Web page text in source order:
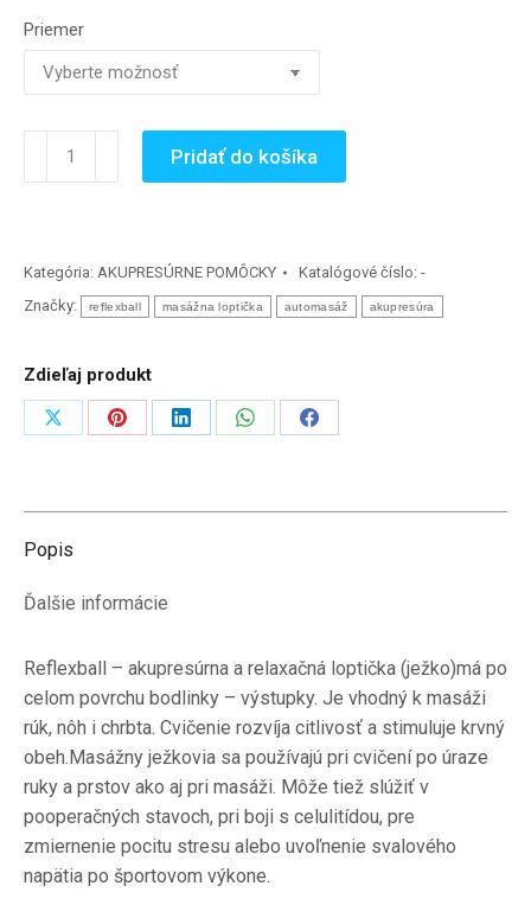
Priemer
množstvo
LOPTIČKA
Pridať do košíka
Kategória: AKUPRESÚRNE POMÔCKY Katalógové číslo: -
Značky:
reflexball masážna loptička automasáž akupresúra
Zdieľaj produkt
ZdieľaťZdieľaťZdieľaťZdieľaťZdieľať
Popis
Ďalšie informácie
Reflexball – akupresúrna a relaxačná loptička (ježko)má po
celom povrchu bodlinky – výstupky. Je vhodný k masáži
rúk, nôh i chrbta. Cvičenie rozvíja citlivosť a stimuluje krvný
obeh.Masážny ježkovia sa používajú pri cvičení po úraze
ruky a prstov ako aj pri masáži. Môže tiež slúžiť v
pooperačných stavoch, pri boji s celulitídou, pre
zmiernenie pocitu stresu alebo uvoľnenie svalového
napätia po športovom výkone.